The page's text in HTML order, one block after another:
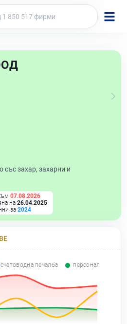
със захар, захарни и
07.08.2026
на 26.04.2025
за 2024
счетоводна печалба персонал